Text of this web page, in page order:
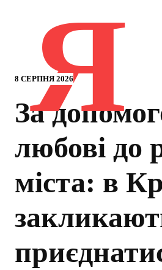
8 СЕРПНЯ 2026
Я
За
любові до
міста: в